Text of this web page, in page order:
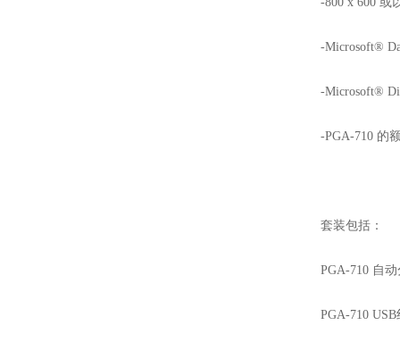
-Microsoft®
-Microsoft®
-PGA-710 的
套装包括：
PGA-710 自动
PGA-710 USB